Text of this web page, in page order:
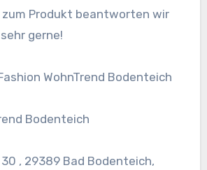
zum Produkt beantworten wir
gerne!
WohnTrend Bodenteich
Bodenteich
, 29389 Bad Bodenteich,